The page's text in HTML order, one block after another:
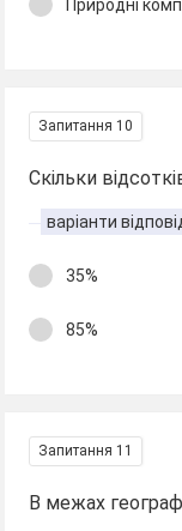
Природні
Запитання 10
Скільки
варіанти
35%
85%
Запитання 11
В межах